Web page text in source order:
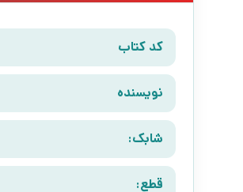
کد کتاب
نویسنده
شابک:
قطع: